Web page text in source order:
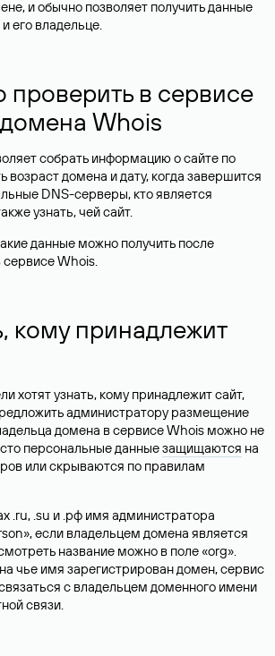
и обычно позволяет получить данные
его владельце.
в сервисе
Whois
собрать информацию о сайте по
возраст домена и дату, когда завершится
DNS-серверы, кто является
узнать, чей сайт.
данные можно получить после
Whois.
кому принадлежит
хотят узнать, кому принадлежит сайт,
администратору размещение
домена в сервисе Whois можно не
персональные данныезащищаются на
или скрываются по правилам
.ru, .su и .рф имя администратора
если владельцем домена является
название можно в поле «org».
чье имя зарегистрирован домен, сервис
с владельцем доменного имени
связи.